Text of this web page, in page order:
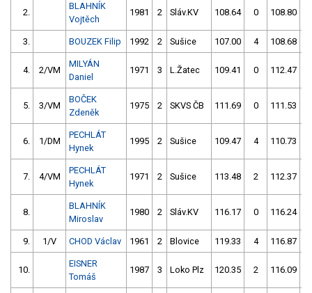
2.
BLAHNÍK
Vojtěch
1981 2 Sláv.KV 108.64 0 108.80
3. BOUZEK Filip 1992 2 Sušice 107.00 4 108.68
4. 2/VM
MILYÁN
Daniel
1971 3 L.Žatec 109.41 0 112.47
5. 3/VM
BOČEK
Zdeněk
1975 2 SKVS ČB 111.69 0 111.53
6. 1/DM
PECHLÁT
Hynek
1995 2 Sušice 109.47 4 110.73
7. 4/VM
PECHLÁT
Hynek
1971 2 Sušice 113.48 2 112.37
8.
BLAHNÍK
Miroslav
1980 2 Sláv.KV 116.17 0 116.24
9. 1/V CHOD Václav 1961 2 Blovice 119.33 4 116.87
10.
EISNER
Tomáš
1987 3 Loko Plz 120.35 2 116.09